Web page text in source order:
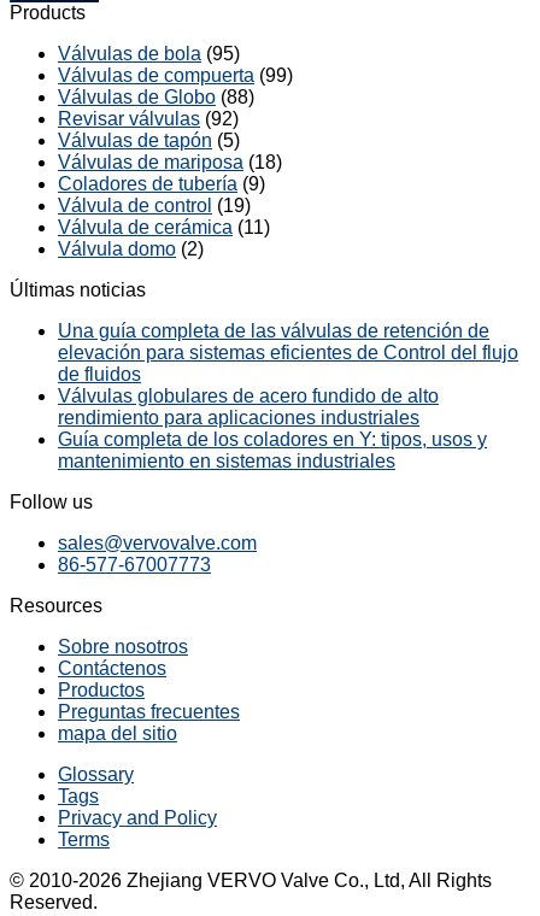
Products
Válvulas de bola (95)
Válvulas de compuerta (99)
Válvulas de Globo (88)
Revisar válvulas (92)
Válvulas de tapón (5)
Válvulas de mariposa (18)
Coladores de tubería (9)
Válvula de control (19)
Válvula de cerámica (11)
Válvula domo (2)
Últimas noticias
Una guía completa de las válvulas de retención de
elevación para sistemas eficientes de Control del flujo
de fluidos
Válvulas globulares de acero fundido de alto
rendimiento para aplicaciones industriales
Guía completa de los coladores en Y: tipos, usos y
mantenimiento en sistemas industriales
Follow us
sales@vervovalve.com
86-577-67007773
Resources
Sobre nosotros
Contáctenos
Productos
Preguntas frecuentes
mapa del sitio
Glossary
Tags
Privacy and Policy
Terms
© 2010-2026 Zhejiang VERVO Valve Co., Ltd, All Rights
Reserved.